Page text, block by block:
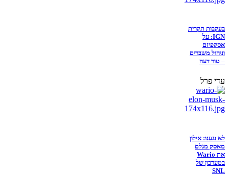
בעקבות תקרית
IGN: על
אסקפיזם
וניהול משברים
– טור דעה
עדי פרל
לא נגענו: אילון
מאסק מגלם
את Wario
במערכון של
SNL